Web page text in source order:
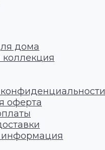
дома
оферта